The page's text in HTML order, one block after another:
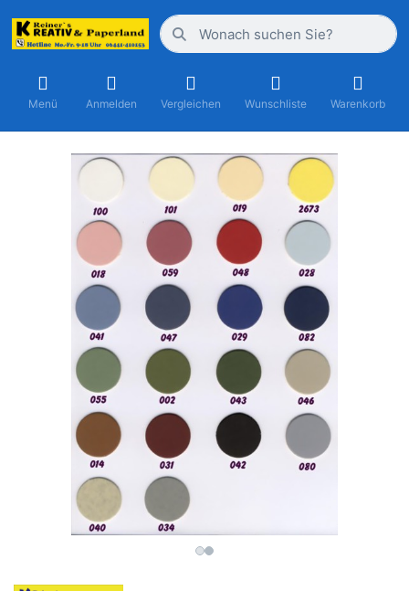
Menü Anmelden Vergleichen Wunschliste Warenkorb